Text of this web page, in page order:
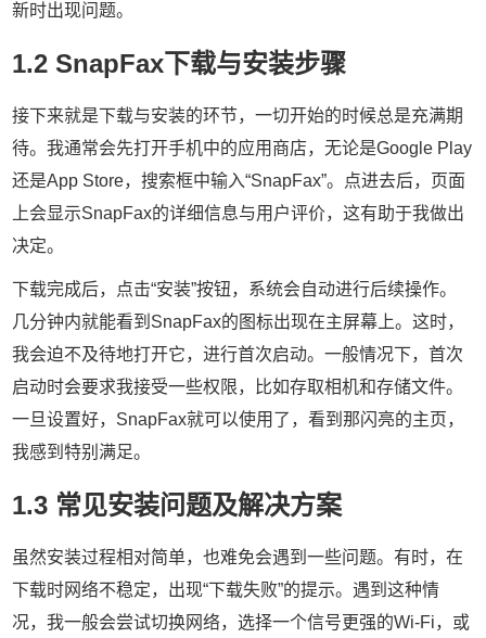
新时出现问题。
1.2 SnapFax下载与安装步骤
接下来就是下载与安装的环节，一切开始的时候总是充满期
待。我通常会先打开手机中的应用商店，无论是Google Play
还是App Store，搜索框中输入“SnapFax”。点进去后，页面
上会显示SnapFax的详细信息与用户评价，这有助于我做出
决定。
下载完成后，点击“安装”按钮，系统会自动进行后续操作。
几分钟内就能看到SnapFax的图标出现在主屏幕上。这时，
我会迫不及待地打开它，进行首次启动。一般情况下，首次
启动时会要求我接受一些权限，比如存取相机和存储文件。
一旦设置好，SnapFax就可以使用了，看到那闪亮的主页，
我感到特别满足。
1.3 常见安装问题及解决方案
虽然安装过程相对简单，也难免会遇到一些问题。有时，在
下载时网络不稳定，出现“下载失败”的提示。遇到这种情
况，我一般会尝试切换网络，选择一个信号更强的Wi-Fi，或